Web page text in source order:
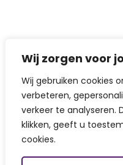
Wij zorgen voor
Wij gebruiken cookies
verbeteren,
verkeer te analyseren.
klikken, geeft u
cookies.